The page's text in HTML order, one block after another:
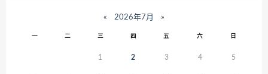
« 2026年7月 »
一 二 三 四 五 六 日
1 2 3 4 5